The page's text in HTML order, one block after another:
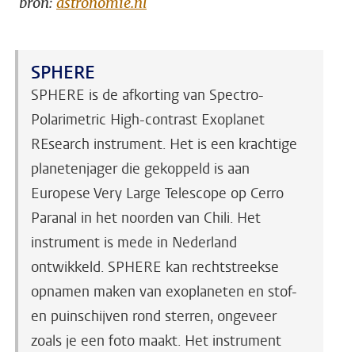
SPHERE
SPHERE is de afkorting van Spectro-
Polarimetric High-contrast Exoplanet
REsearch instrument. Het is een krachtige
planetenjager die gekoppeld is aan
Europese Very Large Telescope op Cerro
Paranal in het noorden van Chili. Het
instrument is mede in Nederland
ontwikkeld. SPHERE kan rechtstreekse
opnamen maken van exoplaneten en stof-
en puinschijven rond sterren, ongeveer
zoals je een foto maakt. Het instrument